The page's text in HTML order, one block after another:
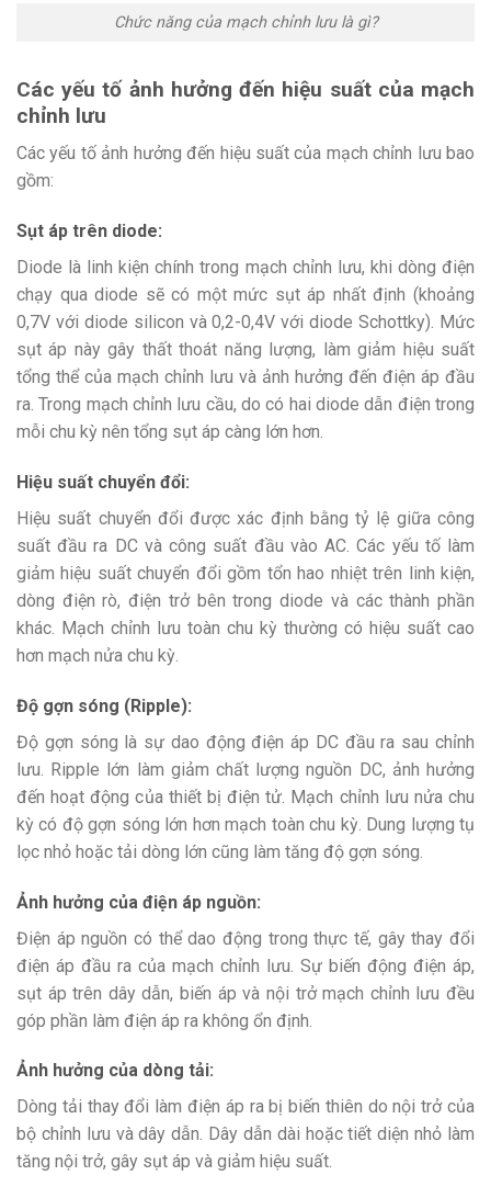
Chức năng của mạch chỉnh lưu là gì?
Các yếu tố ảnh hưởng đến hiệu suất của mạch
chỉnh lưu
Các yếu tố ảnh hưởng đến hiệu suất của mạch chỉnh lưu bao
gồm:
Sụt áp trên diode:
Diode là linh kiện chính trong mạch chỉnh lưu, khi dòng điện
chạy qua diode sẽ có một mức sụt áp nhất định (khoảng
0,7V với diode silicon và 0,2-0,4V với diode Schottky). Mức
sụt áp này gây thất thoát năng lượng, làm giảm hiệu suất
tổng thể của mạch chỉnh lưu và ảnh hưởng đến điện áp đầu
ra. Trong mạch chỉnh lưu cầu, do có hai diode dẫn điện trong
mỗi chu kỳ nên tổng sụt áp càng lớn hơn.
Hiệu suất chuyển đổi:
Hiệu suất chuyển đổi được xác định bằng tỷ lệ giữa công
suất đầu ra DC và công suất đầu vào AC. Các yếu tố làm
giảm hiệu suất chuyển đổi gồm tổn hao nhiệt trên linh kiện,
dòng điện rò, điện trở bên trong diode và các thành phần
khác. Mạch chỉnh lưu toàn chu kỳ thường có hiệu suất cao
hơn mạch nửa chu kỳ.
Độ gợn sóng (Ripple):
Độ gợn sóng là sự dao động điện áp DC đầu ra sau chỉnh
lưu. Ripple lớn làm giảm chất lượng nguồn DC, ảnh hưởng
đến hoạt động của thiết bị điện tử. Mạch chỉnh lưu nửa chu
kỳ có độ gợn sóng lớn hơn mạch toàn chu kỳ. Dung lượng tụ
lọc nhỏ hoặc tải dòng lớn cũng làm tăng độ gợn sóng.
Ảnh hưởng của điện áp nguồn:
Điện áp nguồn có thể dao động trong thực tế, gây thay đổi
điện áp đầu ra của mạch chỉnh lưu. Sự biến động điện áp,
sụt áp trên dây dẫn, biến áp và nội trở mạch chỉnh lưu đều
góp phần làm điện áp ra không ổn định.
Ảnh hưởng của dòng tải:
Dòng tải thay đổi làm điện áp ra bị biến thiên do nội trở của
bộ chỉnh lưu và dây dẫn. Dây dẫn dài hoặc tiết diện nhỏ làm
tăng nội trở, gây sụt áp và giảm hiệu suất.